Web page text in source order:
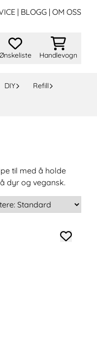
| BLOGG | OM OSS
Handlevogn
DIY
Refill
til med å holde
dyr og vegansk.